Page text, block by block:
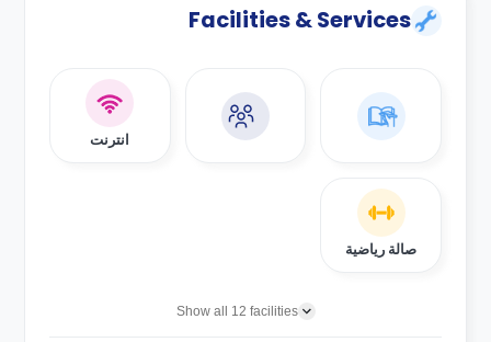
Facilities & Services
انترنت
صالة رياضية
Show all 12 facilities